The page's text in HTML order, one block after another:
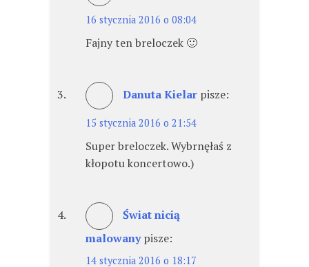
16 stycznia 2016 o 08:04
Fajny ten breloczek 🙂
Danuta Kielar pisze:
15 stycznia 2016 o 21:54
Super breloczek. Wybrnęłaś z
kłopotu koncertowo.)
Świat nicią
malowany pisze:
14 stycznia 2016 o 18:17